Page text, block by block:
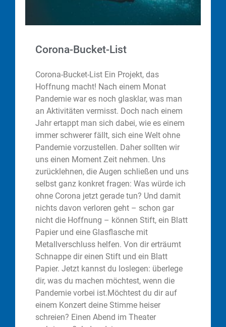
Corona-Bucket-List
Corona-Bucket-List Ein Projekt, das
Hoffnung macht! Nach einem Monat
Pandemie war es noch glasklar, was man
an Aktivitäten vermisst. Doch nach einem
Jahr ertappt man sich dabei, wie es einem
immer schwerer fällt, sich eine Welt ohne
Pandemie vorzustellen. Daher sollten wir
uns einen Moment Zeit nehmen. Uns
zurücklehnen, die Augen schließen und uns
selbst ganz konkret fragen: Was würde ich
ohne Corona jetzt gerade tun? Und damit
nichts davon verloren geht – schon gar
nicht die Hoffnung – können Stift, ein Blatt
Papier und eine Glasflasche mit
Metallverschluss helfen. Von dir erträumt
Schnappe dir einen Stift und ein Blatt
Papier. Jetzt kannst du loslegen: überlege
dir, was du machen möchtest, wenn die
Pandemie vorbei ist.Möchtest du dir auf
einem Konzert deine Stimme heiser
schreien? Einen Abend im Theater